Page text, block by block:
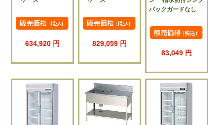
634,920 円 829,059 円
バックガードなし
83,049 円